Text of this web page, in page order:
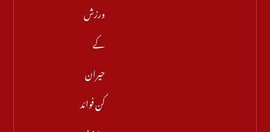
ورزش
کے
حیران
کن فوائد